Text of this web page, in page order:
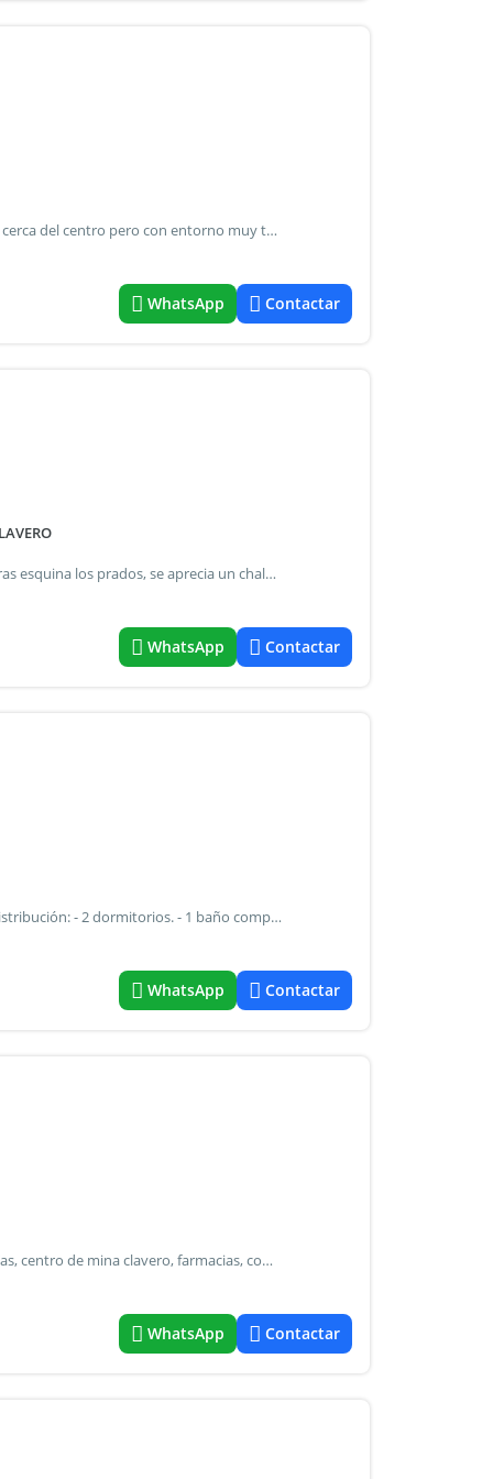
Complejo de 4 cabañas, en la mejor zona de mina clavero, cerca del centro pero con entorno muy tranquilo, ideal para inversor que busque apuntar al turismo o vivir de rentas. Se venden y se usan como complejo de cabañas. Con espacio para el auto. Cuenta con escritura y planos. Mucho verde y naturaleza. Cerca del centro de mina clavero y la residencia serrana. Cabaña 1 : ocho huéspedes. Cabaña 2: ocho huéspedes. Cabañas 3: siete huéspedes. Casa: tiene tres habitaciones. Se vende equipadas.
WhatsApp Contactar
En mina clavero con escritura: zona cic. Sobre calle las moras esquina los prados, se aprecia un chalet de 45 metros cubiertos, en planta baja, que consta de living comedor, cocina, baño con ducha, salón/living con hogar, dormitorio con división. Posibles de obtener dos dormitorios. Hermoso entorno verde, con patio con parrilla, jardín adelante, jardín atrás, galpón. La cantidad de metros sobre los cuales se emplaza este inmueble consta de dos terrenos con escritura: uno de ellos donde está emplazada la casa sobre la calle las moras (319.67 mts2) y el otro que puede tener acceso independiente por calle los prados y que mide (311.95 mts2). Interesante inmueble con proyección para construir más metros! Cerca de colegios, farmacias. Cic de mina clavero, el río a 300 mts! Del centro a 8 cuadras.
WhatsApp Contactar
Casa en venta barrio clemic, mina clavero. Con escritura distribución: - 2 dormitorios. - 1 baño completo con ducha. - Cocina-comedor. - Galería semicubierta. - Parrilla. - Jardín.
WhatsApp Contactar
Casa en villa luján - ¡Con escritura! Ubicada cerca de escuelas, centro de mina clavero, farmacias, comercios. Características principales - dormitorios: 3 amplios y luminosos. - Baños: 2 (funcionalidad total para la familia). - Ambientes: cocina y comedor. -Parrilla. - Exterior: patio y jardín con árboles frutales. - Galería/cochera. - Escritura
WhatsApp Contactar